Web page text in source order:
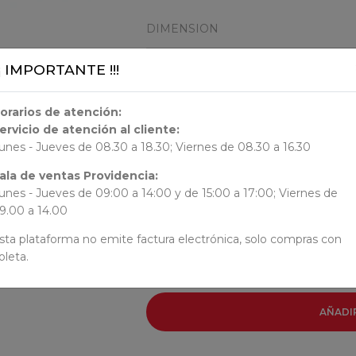
DIMENSION
Marcelo Simonetti
IMPORTANTE !!!
de atención:
de atención al cliente:
- Jueves de 08.30 a 18.30; Viernes de 08.30 a 16.30
de ventas Providencia:
- Jueves de 09:00 a 14:00 y de 15:00 a 17:00; Viernes de
a 14.00
plataforma no emite factura electrónica, solo compras con